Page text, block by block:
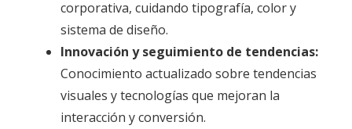
corporativa, cuidando tipografía, color y
sistema de diseño.
Innovación y seguimiento de tendencias:
Conocimiento actualizado sobre tendencias
visuales y tecnologías que mejoran la
interacción y conversión.